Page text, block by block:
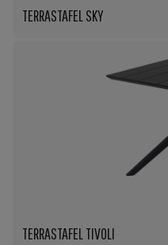
TERRASTAFEL SKY
TERRASTAFEL TIVOLI